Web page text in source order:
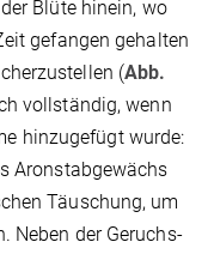
Blüte hinein, wo
gefangen gehalten
(Abb.
vollständig, wenn
hinzugefügt wurde:
Aronstabgewächs
Täuschung, um
Neben der Geruchs-